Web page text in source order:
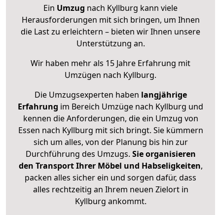
Ein Umzug nach Kyllburg kann viele
Herausforderungen mit sich bringen, um Ihnen
die Last zu erleichtern – bieten wir Ihnen unsere
Unterstützung an.
Wir haben mehr als 15 Jahre Erfahrung mit
Umzügen nach Kyllburg.
Die Umzugsexperten haben langjährige
Erfahrung im Bereich Umzüge nach Kyllburg und
kennen die Anforderungen, die ein Umzug von
Essen nach Kyllburg mit sich bringt. Sie kümmern
sich um alles, von der Planung bis hin zur
Durchführung des Umzugs. Sie organisieren
den Transport Ihrer Möbel und Habseligkeiten,
packen alles sicher ein und sorgen dafür, dass
alles rechtzeitig an Ihrem neuen Zielort in
Kyllburg ankommt.